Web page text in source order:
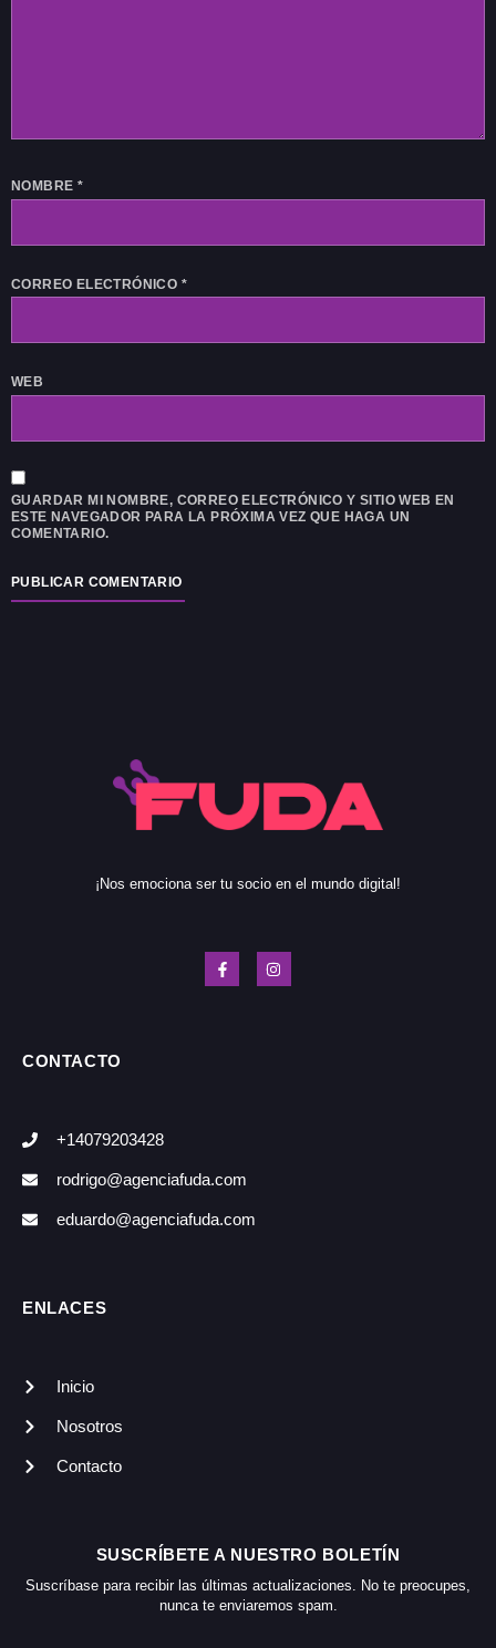
NOMBRE *
CORREO ELECTRÓNICO *
WEB
GUARDAR MI NOMBRE, CORREO ELECTRÓNICO Y SITIO WEB EN
ESTE NAVEGADOR PARA LA PRÓXIMA VEZ QUE HAGA UN
COMENTARIO.
¡Nos emociona ser tu socio en el mundo digital!
CONTACTO
+14079203428
rodrigo@agenciafuda.com
eduardo@agenciafuda.com
ENLACES
Inicio
Nosotros
Contacto
SUSCRÍBETE A NUESTRO BOLETÍN
Suscríbase para recibir las últimas actualizaciones. No te preocupes,
nunca te enviaremos spam.